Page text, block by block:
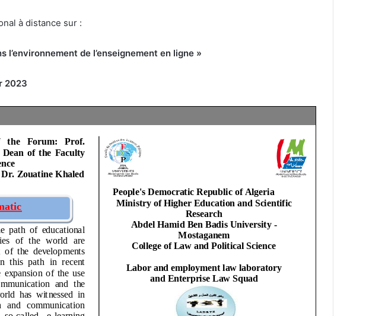
à distance sur :
de l’enseignement en ligne »
2023